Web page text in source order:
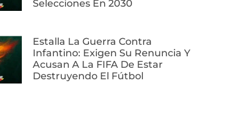
Selecciones En 2030
Estalla La Guerra Contra
Infantino: Exigen Su Renuncia Y
Acusan A La FIFA De Estar
Destruyendo El Fútbol